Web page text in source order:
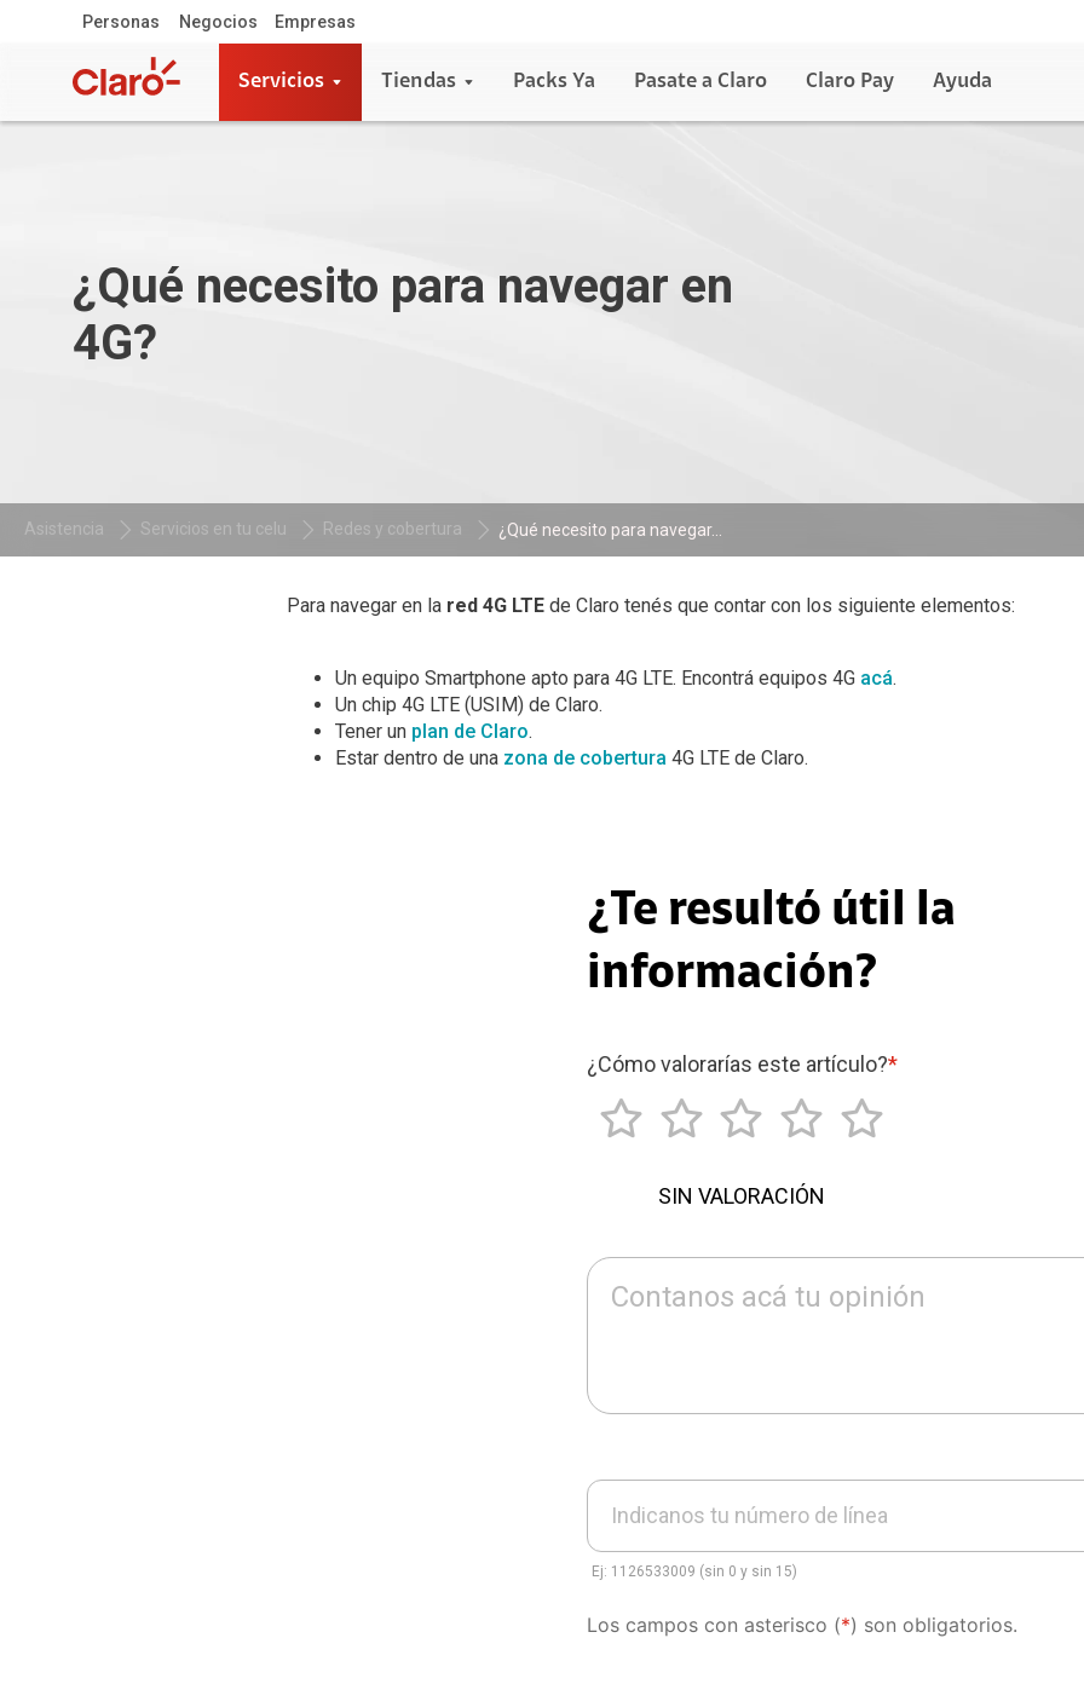
Personas Negocios Empresas
Servicios Tiendas Packs Ya Pasate a Claro Claro Pay Ayuda
¿Qué necesito para navegar en
4G?
Asistencia Servicios en tu celu Redes y cobertura ¿Qué necesito para navegar...
Para navegar en la red 4G LTE de Claro tenés que contar con los siguiente elementos:
Un equipo Smartphone apto para 4G LTE. Encontrá equipos 4G acá.
Un chip 4G LTE (USIM) de Claro.
Tener un plan de Claro.
Estar dentro de una zona de cobertura 4G LTE de Claro.
¿Te resultó útil la
información?
¿Cómo valorarías este artículo?*
SIN VALORACIÓN
Contanos acá tu opinión
Indicanos tu número de línea
Ej: 1126533009 (sin 0 y sin 15)
Los campos con asterisco (*) son obligatorios.